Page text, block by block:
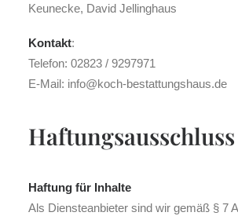
Keunecke, David Jellinghaus
Kontakt:
Telefon: 02823 / 9297971
E-Mail: info@koch-bestattungshaus.de
Haftungsausschluss
Haftung für Inhalte
Als Diensteanbieter sind wir gemäß § 7